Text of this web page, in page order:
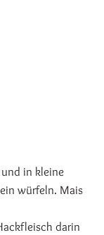
in kleine
würfeln. Mais
darin